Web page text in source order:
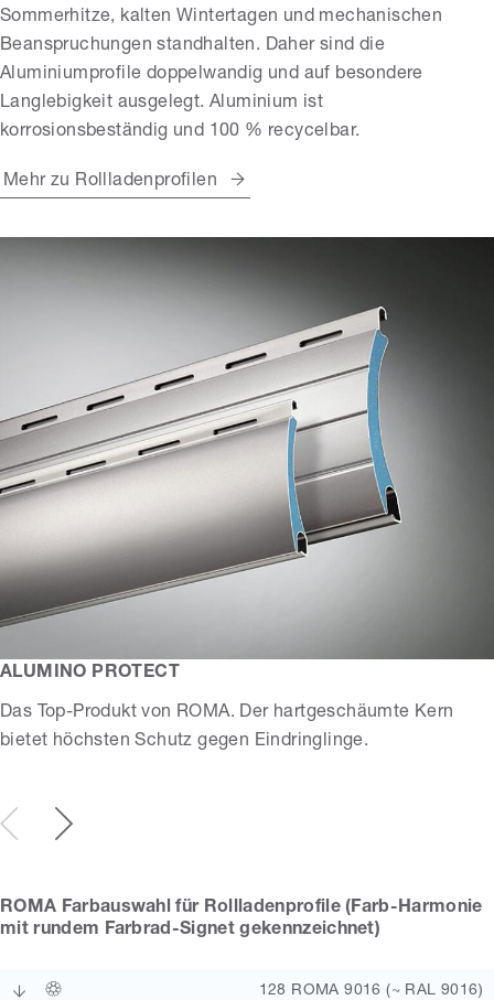
Sommerhitze, kalten Wintertagen und mechanischen
Beanspruchungen standhalten. Daher sind die
Aluminiumprofile doppelwandig und auf besondere
Langlebigkeit ausgelegt. Aluminium ist
korrosionsbeständig und 100 % recycelbar.
Mehr zu Rollladenprofilen
ALUMINO PROTECT
Das Top-Produkt von ROMA. Der hartgeschäumte Kern
bietet höchsten Schutz gegen Eindringlinge.
ROMA Farbauswahl für Rollladenprofile (Farb-Harmonie
mit rundem Farbrad-Signet gekennzeichnet)
128 ROMA 9016 (~ RAL 9016)